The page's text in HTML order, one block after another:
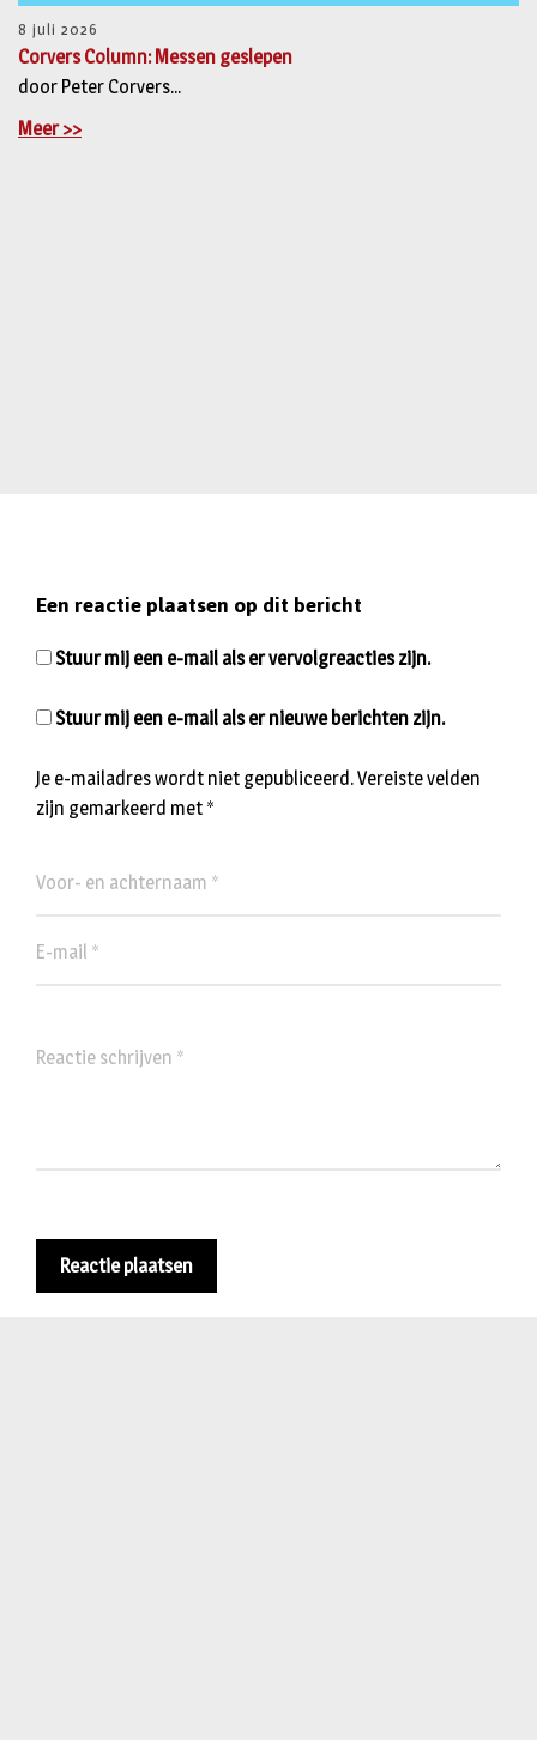
8 juli 2026
Corvers Column: Messen geslepen
door Peter Corvers...
Meer >>
Een reactie plaatsen op dit bericht
Je e-mailadres wordt niet gepubliceerd.Vereiste velden
zijn gemarkeerd met *
Stuur mij een e-mail als er vervolgreacties zijn.
Stuur mij een e-mail als er nieuwe berichten zijn.